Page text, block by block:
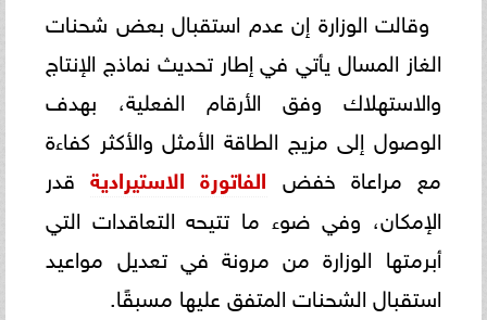
وقالت الوزارة إن عدم استقبال بعض شحنات
الغاز المسال يأتي في إطار تحديث نماذج الإنتاج
والاستهلاك وفق الأرقام الفعلية، بهدف
الوصول إلى مزيج الطاقة الأمثل والأكثر كفاءة
مع مراعاة خفض الفاتورة الاستيراديةقدر
الإمكان، وفي ضوء ما تتيحه التعاقدات التي
أبرمتها الوزارة من مرونة في تعديل مواعيد
استقبال الشحنات المتفق عليها مسبقًا.